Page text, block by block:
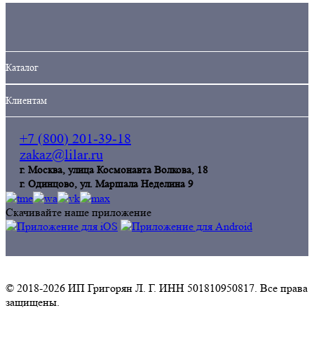
Кaталог
Клиентам
+7 (800) 201-39-18
zakaz@lilar.ru
г. Москва, улица Космонавта Волкова, 18
г. Одинцoво, ул. Маршала Неделина 9
Скачивайте наше приложение
© 2018-2026 ИП Григорян Л. Г. ИНН 501810950817. Все права
защищены.